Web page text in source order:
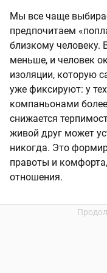
Мы все чаще
предпочитаем
близкому человеку.
меньше, и человек
изоляции, которую
уже фиксируют: у
компаньонами
снижается
живой друг может
никогда. Это
правоты и
отношения.